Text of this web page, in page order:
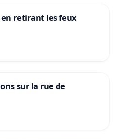
retirant les feux
sur la rue de